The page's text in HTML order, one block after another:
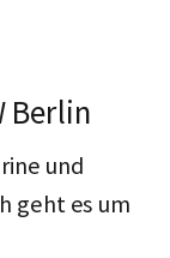
Berlin
und
geht es um